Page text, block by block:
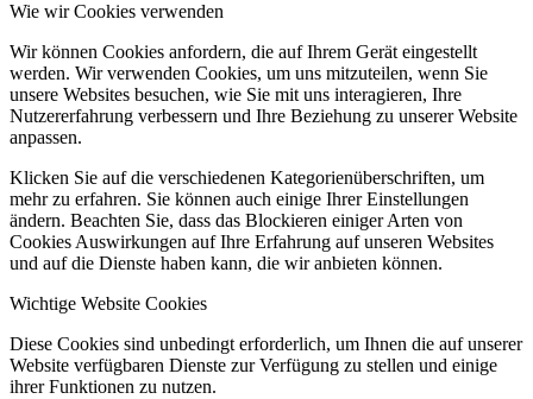
Wie wir Cookies verwenden
Wir können Cookies anfordern, die auf Ihrem Gerät eingestellt
werden. Wir verwenden Cookies, um uns mitzuteilen, wenn Sie
unsere Websites besuchen, wie Sie mit uns interagieren, Ihre
Nutzererfahrung verbessern und Ihre Beziehung zu unserer Website
anpassen.
Klicken Sie auf die verschiedenen Kategorienüberschriften, um
mehr zu erfahren. Sie können auch einige Ihrer Einstellungen
ändern. Beachten Sie, dass das Blockieren einiger Arten von
Cookies Auswirkungen auf Ihre Erfahrung auf unseren Websites
und auf die Dienste haben kann, die wir anbieten können.
Wichtige Website Cookies
Diese Cookies sind unbedingt erforderlich, um Ihnen die auf unserer
Website verfügbaren Dienste zur Verfügung zu stellen und einige
ihrer Funktionen zu nutzen.